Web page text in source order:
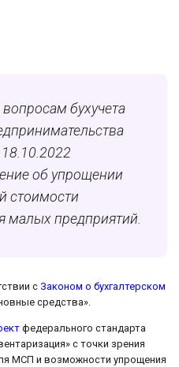
бухучета
об упрощении
стоимости
малых предприятий.
с Законом о бухгалтерском
средства».
федерального стандарта
с точки зрения
МСП и возможности упрощения